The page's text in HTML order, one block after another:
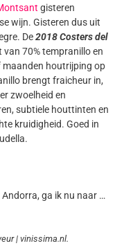
gisteren
wijn. Gisteren dus uit
De2018 Costers del
van 70% tempranillo en
maanden houtrijping op
brengt fraicheur in,
zwoelheid en
subtiele houttinten en
kruidigheid. Goed in
ga ik nu naar …
| vinissima.nl.